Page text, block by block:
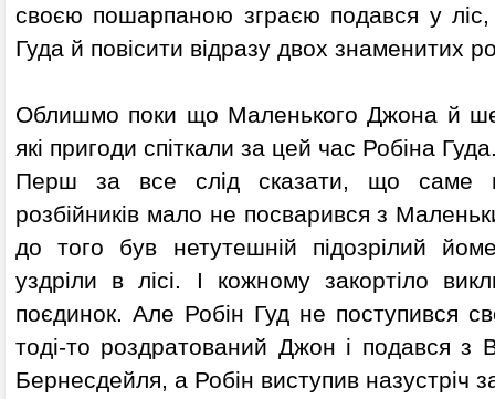
своєю пошарпаною зграєю подався у
Гуда й повісити відразу двох знаменитих
Облишмо поки що Маленького Джона й
які пригоди спіткали за цей час Робіна
Перш за все слід сказати, що саме
розбійників мало не посварився з
до того був нетутешній підозрілий
уздріли в лісі. І кожному закортіло
поєдинок. Але Робін Гуд не поступився
тоді-то роздратований Джон і подався з
Бернесдейля, а Робін виступив назустріч